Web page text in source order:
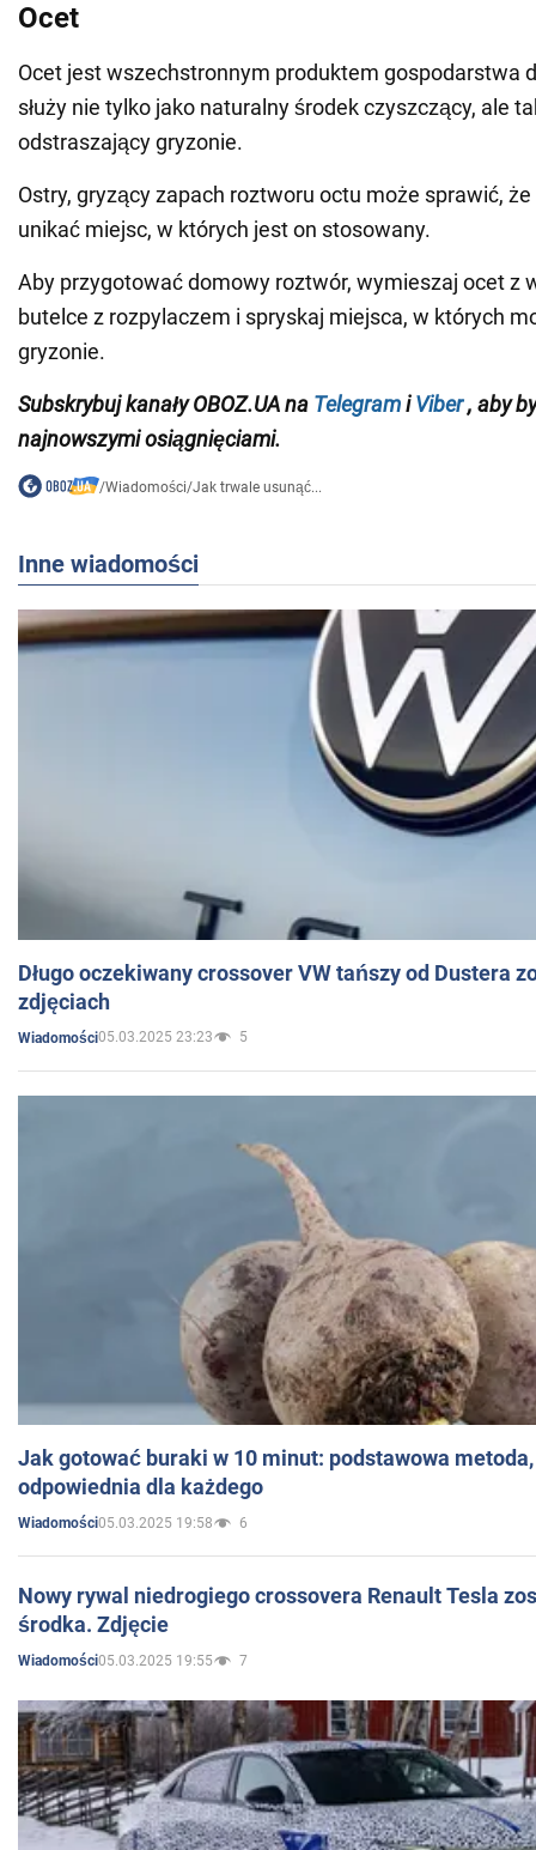
Ocet
Ocet jest wszechstronnym produktem gospodarstwa
służy nie tylko jako naturalny środek czyszczący, ale
odstraszający gryzonie.
Ostry, gryzący zapach roztworu octu może sprawić,
unikać miejsc, w których jest on stosowany.
Aby przygotować domowy roztwór, wymieszaj ocet z
butelce z rozpylaczem i spryskaj miejsca, w których
gryzonie.
SubskrybujkanałyOBOZ.UA na TelegramiViber, aby
najnowszymi osiągnięciami.
/Wiadomości/Jak trwale usunąć...
Inne wiadomości
Długo oczekiwany crossover VW tańszy od Dustera
zdjęciach
Wiadomości05.03.2025 23:23 5
Jak gotować buraki w 10 minut: podstawowa
odpowiednia dla każdego
Wiadomości05.03.2025 19:58 6
Nowy rywal niedrogiego crossovera Renault Tesla
środka. Zdjęcie
Wiadomości05.03.2025 19:55 7